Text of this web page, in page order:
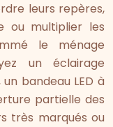
leurs repères,
ou multiplier les
le ménage
un éclairage
bandeau LED à
partielle des
très marqués ou